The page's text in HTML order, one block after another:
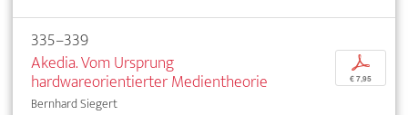
335–339
Akedia. Vom Ursprung
hardwareorientierter Medientheorie
Bernhard Siegert
p
€ 7,95